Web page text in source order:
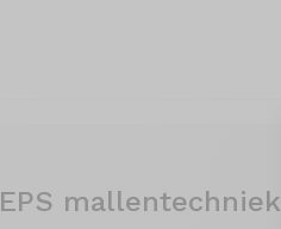
EPS mallentechniek